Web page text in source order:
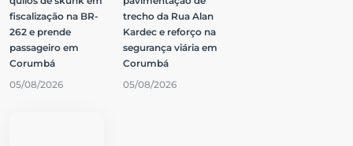
fiscalização na BR-
262 e prende
passageiro em
Corumbá
05/08/2026
trecho da Rua Alan
Kardec e reforço na
segurança viária em
Corumbá
05/08/2026